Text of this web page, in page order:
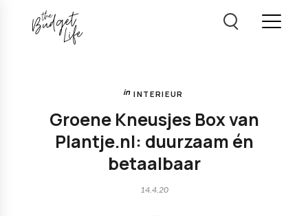
INTERIEUR
Groene Kneusjes Box van
Plantje.nl: duurzaam én
betaalbaar
14.4.20